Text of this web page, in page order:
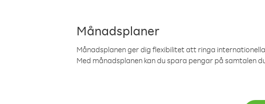
Månadsplaner
Månadsplanen ger dig flexibilitet att ringa
Med månadsplanen kan du spara pengar på samtalen